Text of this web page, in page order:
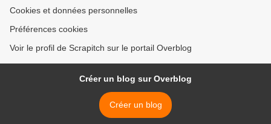
Cookies et données personnelles
Préférences cookies
Voir le profil de Scrapitch sur le portail Overblog
Créer un blog sur Overblog
Créer un blog